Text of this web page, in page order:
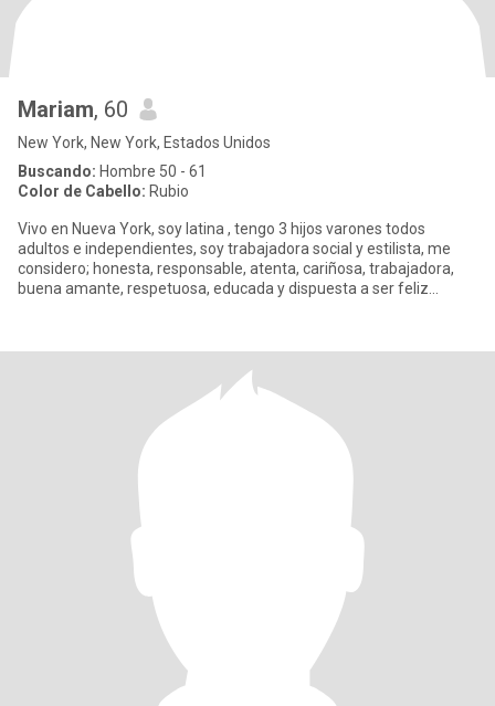
Mariam, 60
New York, New York, Estados Unidos
Buscando: Hombre 50 - 61
Color de Cabello: Rubio
Vivo en Nueva York, soy latina , tengo 3 hijos varones todos
adultos e independientes, soy trabajadora social y estilista, me
considero; honesta, responsable, atenta, cariñosa, trabajadora,
buena amante, respetuosa, educada y dispuesta a ser feliz...